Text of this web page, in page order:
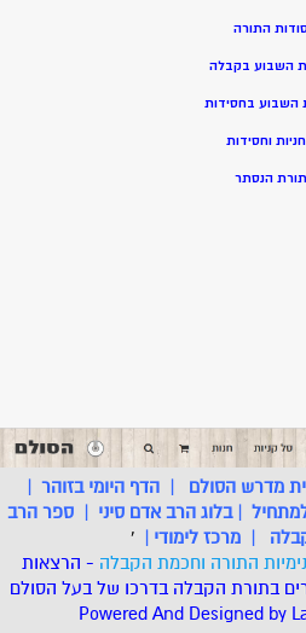
התורה
השבוע בקבלה
השבוע בחסידות
וחסידות
תורת הנסתר
מדרש הסולם |הדף היומי בזוהר |
|בלוג הרב אדם סיני |ספר הרב
| מרכז לימודי |
'
התורה וחכמת הקבלה - הרצאות
בתורת הקבלה בדרכו של בעל הסולם
Powered And Designed by